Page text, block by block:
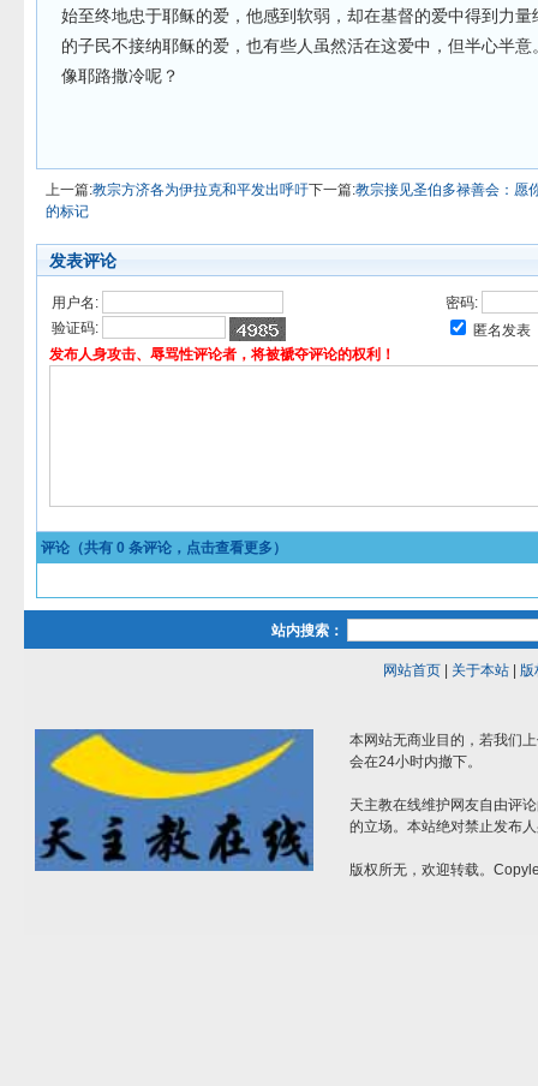
始至终地忠于耶稣的爱，他感到软弱，却在基督的爱中得到力
的子民不接纳耶稣的爱，也有些人虽然活在这爱中，但半心半
像耶路撒冷呢？
上一篇:教宗方济各为伊拉克和平发出呼吁下一篇:教宗接见圣伯多禄善会：愿
的标记
发表评论
用户名:
密码:
验证码:
匿名发表
发布人身攻击、辱骂性评论者，将被褫夺评论的权利！
评论（共有 0 条评论，点击查看更多）
站内搜索：
网站首页| 关于本站| 版
本网站无商业目的，若我们
会在24小时内撤下。
天主教在线维护网友自由评
的立场。本站绝对禁止发布
版权所无，欢迎转载。